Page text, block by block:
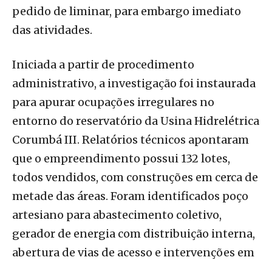
pedido de liminar, para embargo imediato
das atividades.
Iniciada a partir de procedimento
administrativo, a investigação foi instaurada
para apurar ocupações irregulares no
entorno do reservatório da Usina Hidrelétrica
Corumbá III. Relatórios técnicos apontaram
que o empreendimento possui 132 lotes,
todos vendidos, com construções em cerca de
metade das áreas. Foram identificados poço
artesiano para abastecimento coletivo,
gerador de energia com distribuição interna,
abertura de vias de acesso e intervenções em